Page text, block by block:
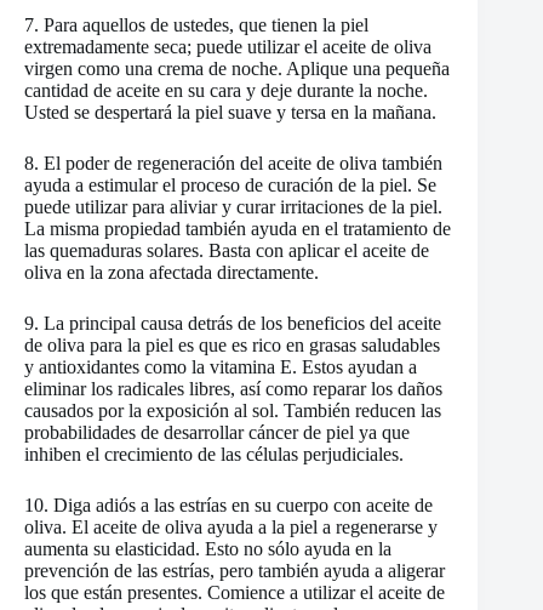
7. Para aquellos de ustedes, que tienen la piel
extremadamente seca; puede utilizar el aceite de oliva
virgen como una crema de noche. Aplique una pequeña
cantidad de aceite en su cara y deje durante la noche.
Usted se despertará la piel suave y tersa en la mañana.
8. El poder de regeneración del aceite de oliva también
ayuda a estimular el proceso de curación de la piel. Se
puede utilizar para aliviar y curar irritaciones de la piel.
La misma propiedad también ayuda en el tratamiento de
las quemaduras solares. Basta con aplicar el aceite de
oliva en la zona afectada directamente.
9. La principal causa detrás de los beneficios del aceite
de oliva para la piel es que es rico en grasas saludables
y antioxidantes como la vitamina E. Estos ayudan a
eliminar los radicales libres, así como reparar los daños
causados ​​por la exposición al sol. También reducen las
probabilidades de desarrollar cáncer de piel ya que
inhiben el crecimiento de las células perjudiciales.
10. Diga adiós a las estrías en su cuerpo con aceite de
oliva. El aceite de oliva ayuda a la piel a regenerarse y
aumenta su elasticidad. Esto no sólo ayuda en la
prevención de las estrías, pero también ayuda a aligerar
los que están presentes. Comience a utilizar el aceite de